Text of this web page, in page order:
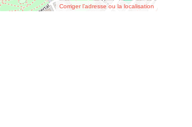
Corriger l’adresse ou la localisation